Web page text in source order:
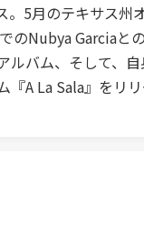
。5月のテキサス
Nubya Garciaと
バム、そして、
A La Sala』をリ